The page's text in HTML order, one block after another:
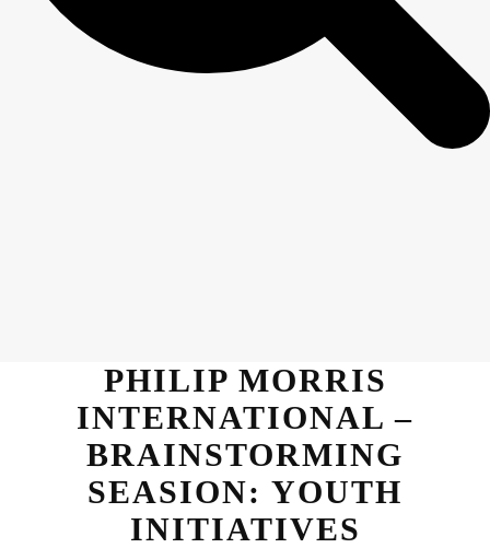
PHILIP MORRIS
INTERNATIONAL –
BRAINSTORMING
SEASION: YOUTH
INITIATIVES